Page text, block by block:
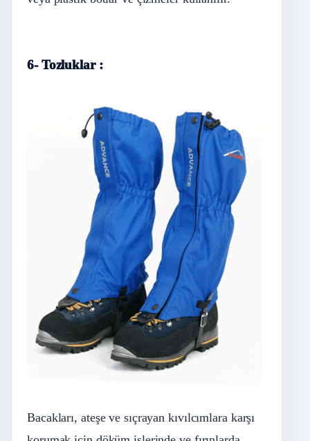
6- Tozluklar :
Bacakları, ateşe ve sıçrayan kıvılcımlara karşı